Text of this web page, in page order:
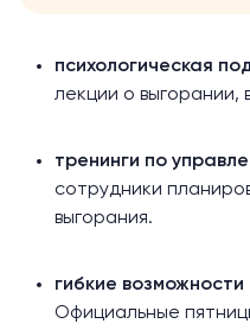
психологическая
лекции о выгорании,
тренинги по
сотрудники
выгорания.
гибкие
Официальные